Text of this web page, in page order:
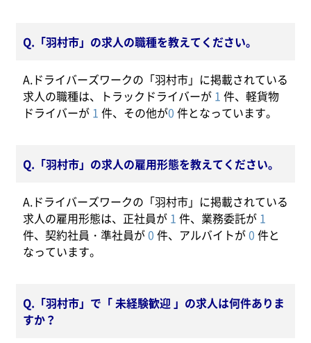
Q.「羽村市」の求人の職種を教えてください。
A.ドライバーズワークの「羽村市」に掲載されている
求人の職種は、トラックドライバーが 1 件、軽貨物
ドライバーが 1 件、その他が0 件となっています。
Q.「羽村市」の求人の雇用形態を教えてください。
A.ドライバーズワークの「羽村市」に掲載されている
求人の雇用形態は、正社員が 1 件、業務委託が 1
件、契約社員・準社員が0 件、アルバイトが0 件と
なっています。
Q.「羽村市」で「 未経験歓迎 」の求人は何件ありま
すか？